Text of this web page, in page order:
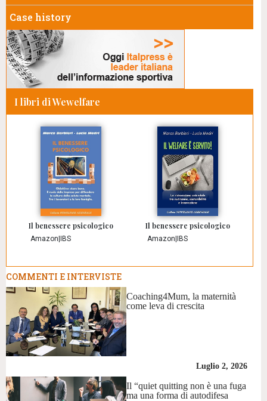
Case history
I libri di Wewelfare
Il benessere psicologico
Amazon IBS
Il benessere psicologico
Amazon IBS
COMMENTI E INTERVISTE
Coaching4Mum, la maternità
come leva di crescita
Luglio 2, 2026
Il “quiet quitting non è una fuga
ma una forma di autodifesa